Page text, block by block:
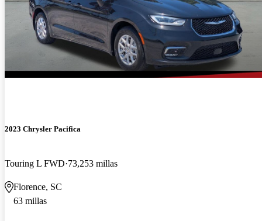
2023 Chrysler Pacifica
Touring L FWD 73,253 millas
Florence, SC
63 millas